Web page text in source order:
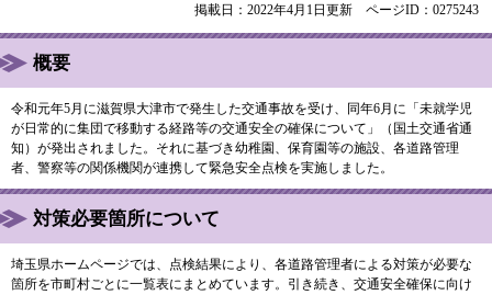
掲載日：2022年4月1日更新 ページID：0275243
概要
令和元年5月に滋賀県大津市で発生した交通事故を受け、同年6月に「未就学児
が日常的に集団で移動する経路等の交通安全の確保について」（国土交通省通
知）が発出されました。それに基づき幼稚園、保育園等の施設、各道路管理
者、警察等の関係機関が連携して緊急安全点検を実施しました。
対策必要箇所について
埼玉県ホームページでは、点検結果により、各道路管理者による対策が必要な
箇所を市町村ごとに一覧表にまとめています。引き続き、交通安全確保に向け